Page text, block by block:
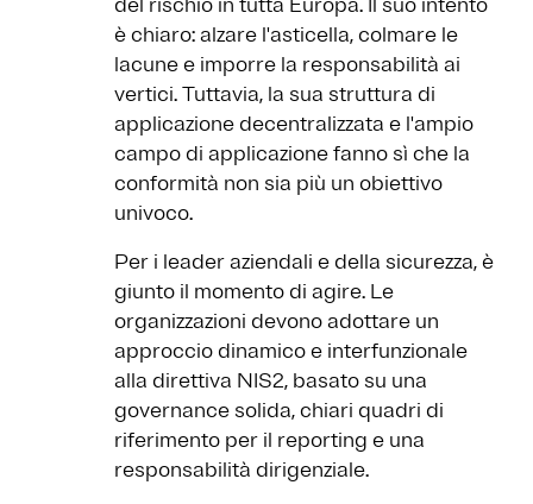
è chiaro: alzare l'asticella, colmare le
lacune e imporre la responsabilità ai
vertici. Tuttavia, la sua struttura di
applicazione decentralizzata e l'ampio
campo di applicazione fanno sì che la
conformità non sia più un obiettivo
univoco.
Per i leader aziendali e della sicurezza, è
giunto il momento di agire. Le
organizzazioni devono adottare un
approccio dinamico e interfunzionale
alla direttiva NIS2, basato su una
governance solida, chiari quadri di
riferimento per il reporting e una
responsabilità dirigenziale.